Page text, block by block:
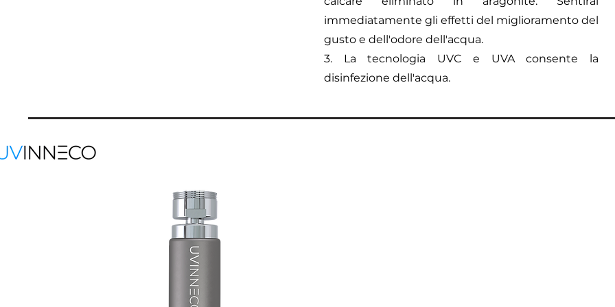
immediatamente gli effetti del miglioramento del
gusto e dell'odore dell'acqua.
3. La tecnologia UVC e UVA consente la
disinfezione dell'acqua.